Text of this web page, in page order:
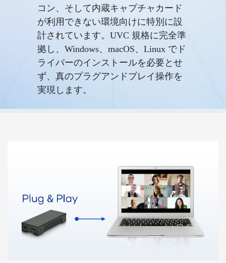
コン、そして内蔵キャプチャカード
が利用できない環境向けに特別に設
計されています。UVC 規格に完全準
拠し、Windows、macOS、Linux でド
ライバーのインストールを必要とせ
ず、真のプラグアンドプレイ操作を
実現します。